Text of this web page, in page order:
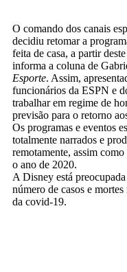
O comando dos canais
decidiu retomar a
feita de casa, a partir
informa a coluna de
Esporte. Assim,
funcionários da ESPN e
trabalhar em regime de
previsão para o retorno
Os programas e eventos
totalmente narrados e
remotamente, assim
o ano de 2020.
A Disney está
número de casos e
da covid-19.